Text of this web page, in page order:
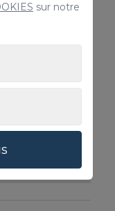
sur notre